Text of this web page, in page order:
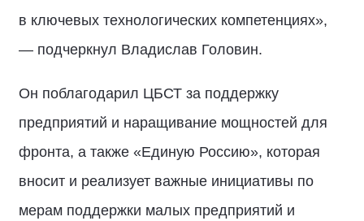
в ключевых технологических компетенциях»,
— подчеркнул Владислав Головин.
Он поблагодарил ЦБСТ за поддержку
предприятий и наращивание мощностей для
фронта, а также «Единую Россию», которая
вносит и реализует важные инициативы по
мерам поддержки малых предприятий и